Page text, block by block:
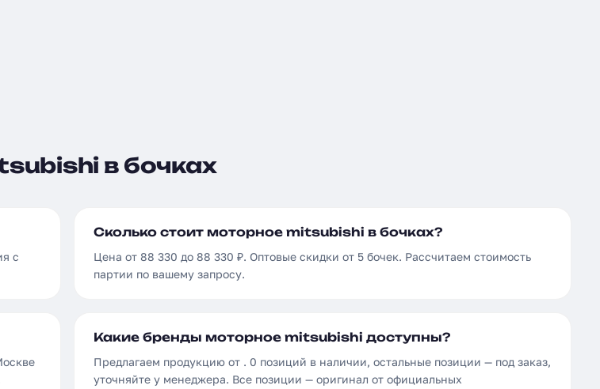
в бочках
с
Сколько стоит моторное mitsubishi в бочках?
Цена от 88 330 до 88 330 ₽. Оптовые скидки от 5 бочек. Рассчитаем стоимость
партии по вашему запросу.
Какие бренды моторное mitsubishi доступны?
Предлагаем продукцию от . 0 позиций в наличии, остальные позиции — под заказ,
уточняйте у менеджера. Все позиции — оригинал от официальных